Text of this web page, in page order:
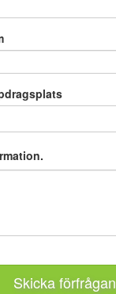
Skicka förfrågan